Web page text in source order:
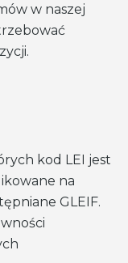
w naszej
kod LEI jest
na
GLEIF.